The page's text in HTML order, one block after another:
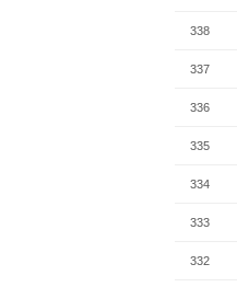
338
337
336
335
334
333
332